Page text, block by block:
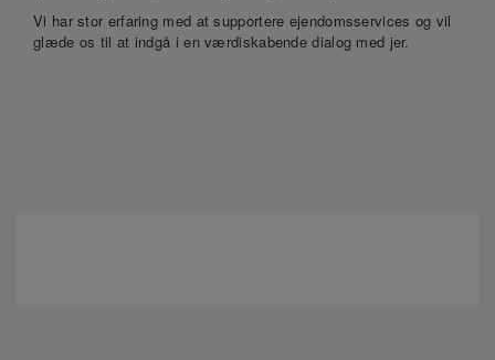
Vi har stor erfaring med at supportere ejendomsservices og vil
glæde os til at indgå i en værdiskabende dialog med jer.